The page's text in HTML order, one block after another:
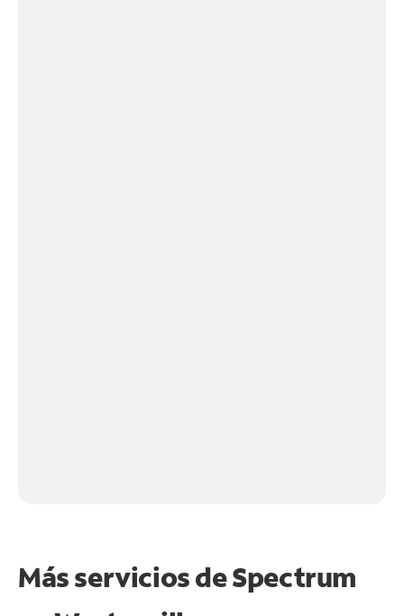
Más servicios de Spectrum